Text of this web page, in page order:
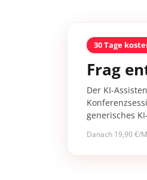
30 Tage
Frag
Der KI-
generisches
Danach 19,90 €/